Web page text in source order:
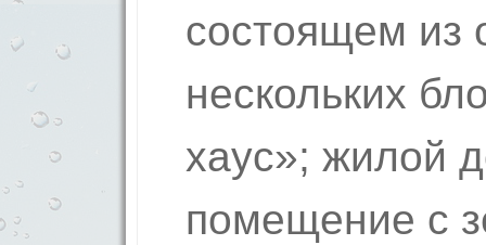
состоящем из
нескольких
хаус»; жилой
помещение с